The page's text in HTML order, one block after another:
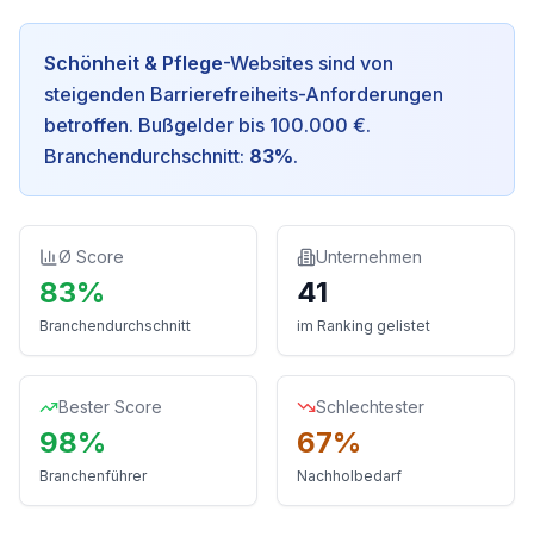
Schönheit & Pflege-Websites sind von
steigenden Barrierefreiheits-Anforderungen
betroffen. Bußgelder bis 100.000 €.
Branchendurchschnitt: 83%.
Ø Score
83%
Branchendurchschnitt
Unternehmen
41
im Ranking gelistet
Bester Score
98%
Branchenführer
Schlechtester
67%
Nachholbedarf